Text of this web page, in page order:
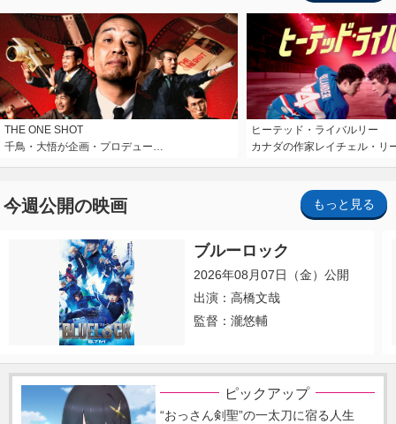
THE ONE SHOT
千鳥・大悟が企画・プロデュー…
ヒーテッド・ライバルリー
カナダの作家レイチェル・リ
今週公開の映画 もっと見る
ブルーロック
2026年08月07日（金）公開
出演：高橋文哉
監督：瀧悠輔
ピックアップ
“おっさん剣聖”の一太刀に宿る人生